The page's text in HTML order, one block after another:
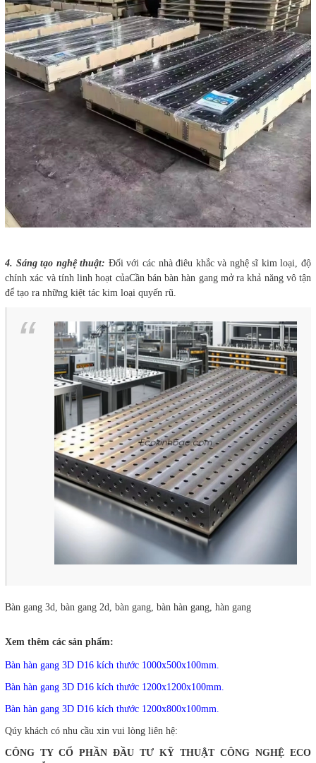
4. Sáng tạo nghệ thuật: Đối với các nhà điêu khắc và nghệ sĩ kim loại, độ
chính xác và tính linh hoạt củaCần bán bàn hàn gang mở ra khả năng vô tận
để tạo ra những kiệt tác kim loại quyến rũ.
Bàn gang 3d, bàn gang 2d, bàn gang, bàn hàn gang, hàn gang
Xem thêm các sản phẩm:
Bàn hàn gang 3D D16 kích thước 1000x500x100mm.
Bàn hàn gang 3D D16 kích thước 1200x1200x100mm.
Bàn hàn gang 3D D16 kích thước 1200x800x100mm.
Qúy khách có nhu cầu xin vui lòng liên hệ:
CÔNG TY CỔ PHẦN ĐẦU TƯ KỸ THUẬT CÔNG NGHỆ ECO